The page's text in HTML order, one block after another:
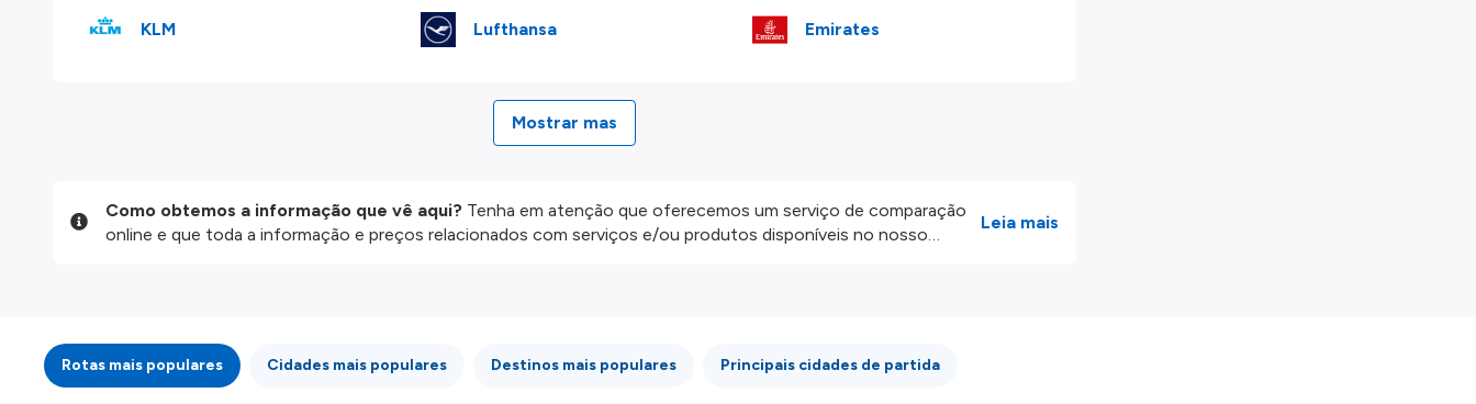
KLM Lufthansa Emirates
Mostrar mas
Como obtemos a informação que vê aqui? Tenha em atenção que oferecemos um serviço de comparação
online e que toda a informação e preços relacionados com serviços e/ou produtos disponíveis no nosso
Leia mais
Rotas mais populares Cidades mais populares Destinos mais populares Principais cidades de partida